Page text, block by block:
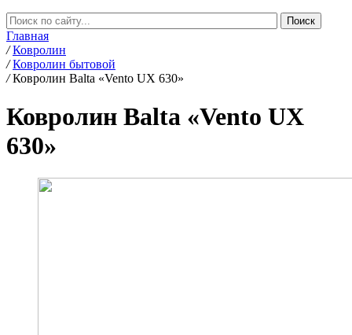
Главная
/ Ковролин
/ Ковролин бытовой
/ Ковролин Balta «Vento UX 630»
Ковролин Balta «Vento UX
630»